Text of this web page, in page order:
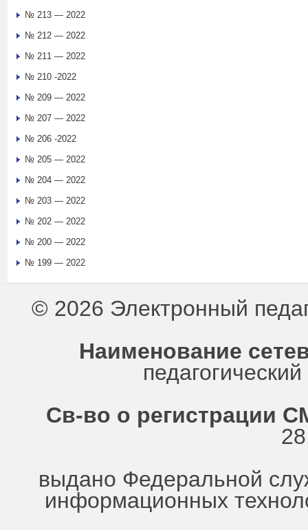
№ 213 — 2022
№ 212 — 2022
№ 211 — 2022
№ 210 -2022
№ 209 — 2022
№ 207 — 2022
№ 206 -2022
№ 205 — 2022
№ 204 — 2022
№ 203 — 2022
№ 202 — 2022
№ 200 — 2022
№ 199 — 2022
© 2026 Электронный
Наименование
Св-во о регистрации
выдано Федеральной
информационных